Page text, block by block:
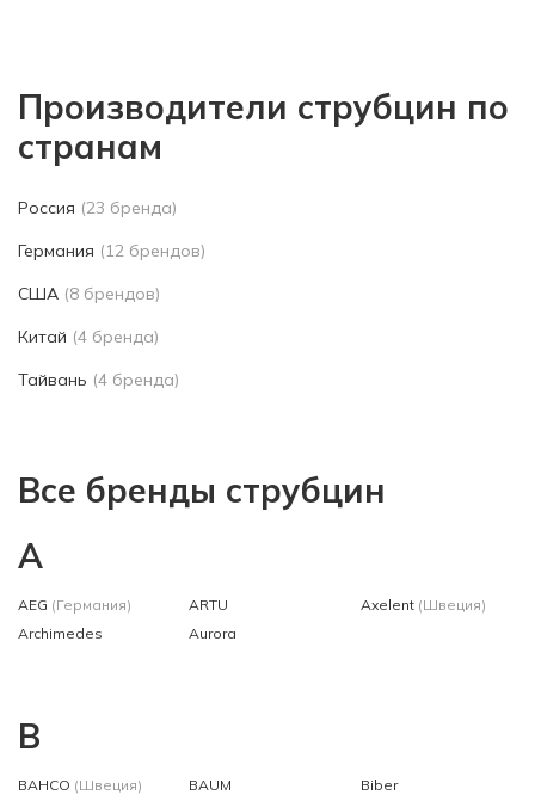
Производители струбцин по
странам
Россия (23 бренда)
Германия (12 брендов)
США (8 брендов)
Китай (4 бренда)
Тайвань (4 бренда)
Все бренды струбцин
A
AEG (Германия)
Archimedes
ARTU
Aurora
Axelent (Швеция)
B
BAHCO (Швеция)
BAUM
Biber